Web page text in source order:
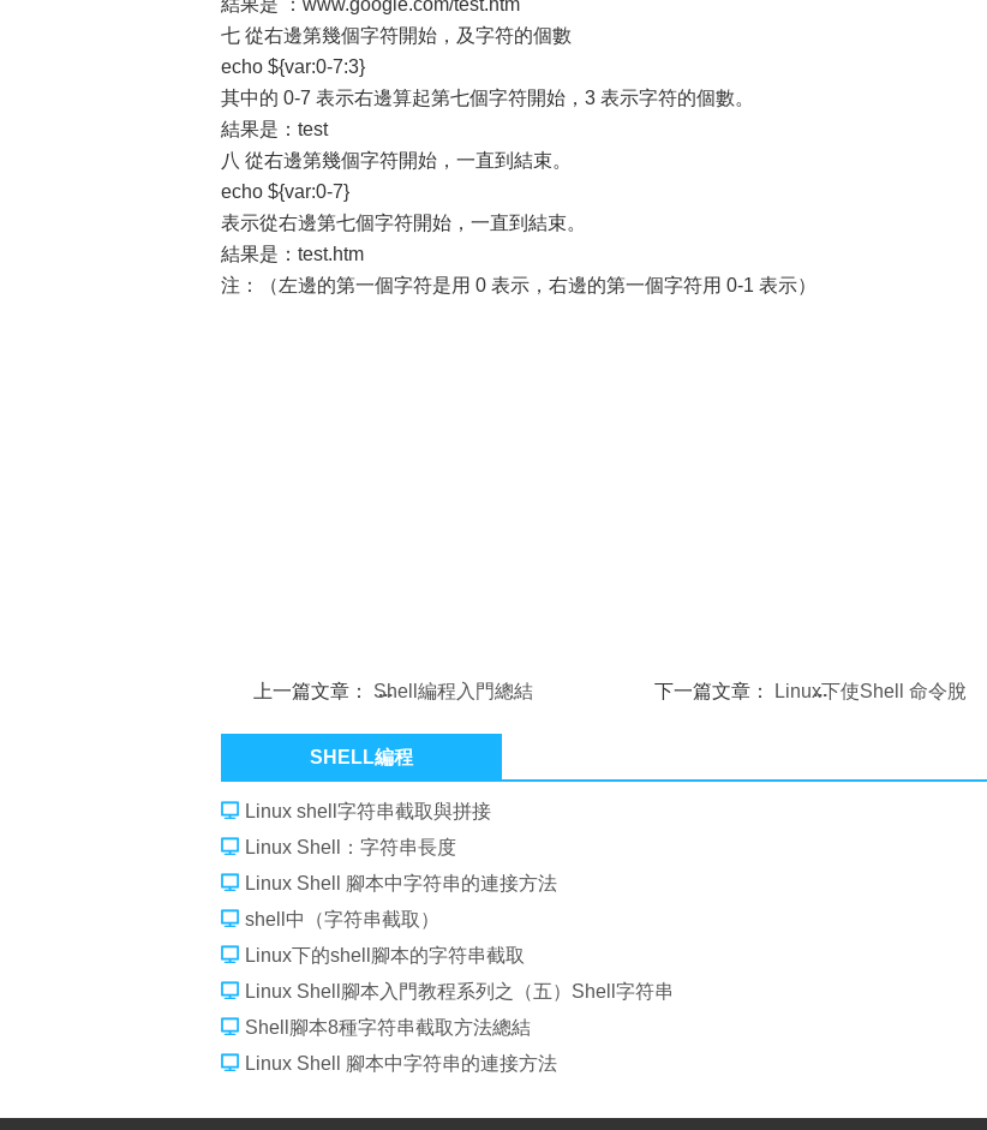
七 從右邊第幾個字符開始，及字符的個數
echo ${var:0-7:3}
其中的 0-7 表示右邊算起第七個字符開始，3 表示字符的個數。
結果是：test
八 從右邊第幾個字符開始，一直到結束。
echo ${var:0-7}
表示從右邊第七個字符開始，一直到結束。
結果是：test.htm
注：（左邊的第一個字符是用 0 表示，右邊的第一個字符用 0-1 表示）
上一篇文章： Shell編程入門總結
下一篇文章：
Linux下使Shell 命令脫
SHELL編程
Linux shell字符串截取與拼接
Linux Shell：字符串長度
Linux Shell 腳本中字符串的連接方法
shell中（字符串截取）
Linux下的shell腳本的字符串截取
Linux Shell腳本入門教程系列之（五）Shell字符串
Shell腳本8種字符串截取方法總結
Linux Shell 腳本中字符串的連接方法